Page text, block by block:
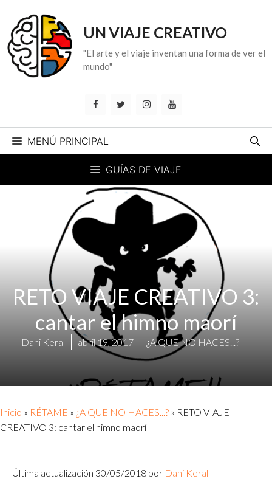
contenido
UN VIAJE CREATIVO
"El arte y el viaje inventan una forma de ver el
mundo"
MENÚ PRINCIPAL
GUÍAS DE VIAJE
RETO VIAJE CREATIVO 3:
cantar el himno maorí
Dani Keral abril 19, 2017 ¿A QUE NO HACES...?
Inicio » RÉTAME » ¿A QUE NO HACES...? » RETO VIAJE
CREATIVO 3: cantar el himno maorí
Última actualización 30/05/2018 por Dani Keral